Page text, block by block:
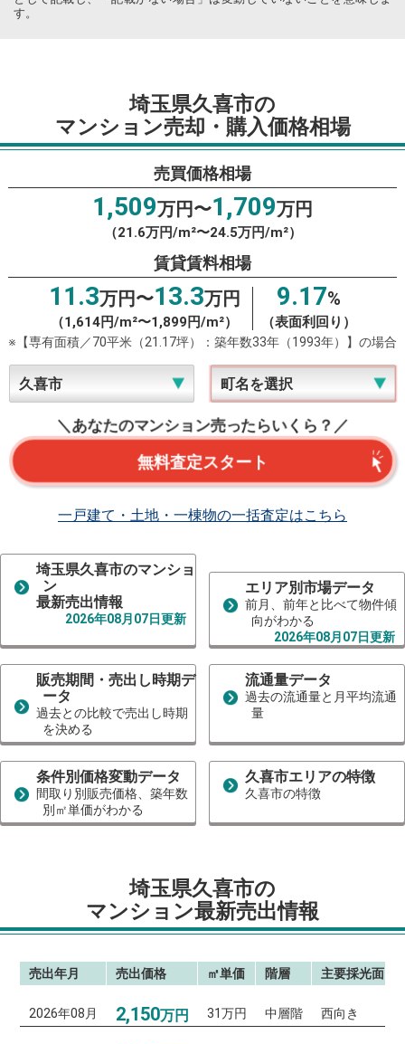
す。
埼玉県久喜市の
マンション売却・購入価格相場
売買価格相場
1,509万円〜1,709万円
（21.6万円/m²〜24.5万円/m²）
賃貸賃料相場
11.3万円〜13.3万円
（1,614円/m²〜1,899円/m²）
9.17%
（表面利回り）
※【専有面積／70平米（21.17坪）：築年数33年（1993年）】の場合
＼あなたのマンション売ったらいくら？／
無料査定スタート
一戸建て・土地・一棟物の一括査定はこちら
埼玉県久喜市のマンショ
ン
最新売出情報
2026年08月07日更新
エリア別市場データ
前月、前年と比べて物件傾
向がわかる
2026年08月07日更新
販売期間・売出し時期デ
ータ
過去との比較で売出し時期
を決める
流通量データ
過去の流通量と月平均流通
量
条件別価格変動データ
間取り別販売価格、築年数
別㎡単価がわかる
久喜市エリアの特徴
久喜市の特徴
埼玉県久喜市の
マンション最新売出情報
売出年月 売出価格 ㎡単価 階層 主要採光面
2026年08月 2,150万円 31万円 中層階 西向き